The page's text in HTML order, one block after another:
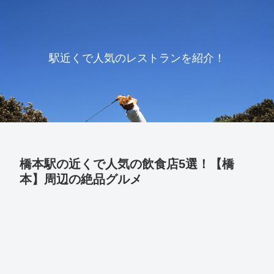
駅近くで人気のレストランを紹介！
橋本駅の近くで人気の飲食店5選！【橋
本】周辺の絶品グルメ